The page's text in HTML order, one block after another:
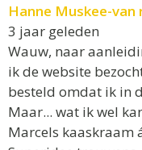
Hanne Muskee-van
3 jaar geleden
Wauw, naar
ik de website
besteld omdat ik in
Maar... wat ik wel
Marcels kaaskraam